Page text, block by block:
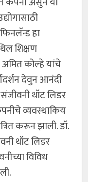
हा
शिक्षण
कोल्हे यांचे
देवुन आनंदी
थॉट लिडर
व्यवस्थाकिय
करून झाली. डॉ.
थॉट लिडर
विविध